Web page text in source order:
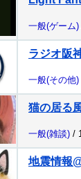
一般(ゲーム)
ラジオ
一般(その他)
猫の居る
一般(雑談) /
地震情報